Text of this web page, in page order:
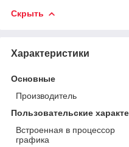
Скрыть
Характеристики
Основные
Производитель
Пользовательские
Встроенная в процессор
графика